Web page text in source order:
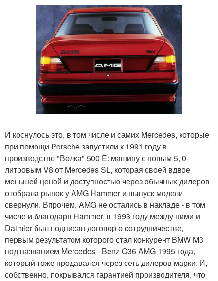
И коснулось это, в том числе и самих Mercedes, которые
при помощи Porsche запустили к 1991 году в
производство "Волка" 500 E: машину с новым 5, 0-
литровым V8 от Mercedes SL, которая своей вдвое
меньшей ценой и доступностью через обычных дилеров
отобрала рынок у AMG Hammer и выпуск модели
свернули. Впрочем, AMG не остались в накладе - в том
числе и благодаря Hammer, в 1993 году между ними и
Daimler был подписан договор о сотрудничестве,
первым результатом которого стал конкурент BMW M3
под названием Mercedes - Benz C36 AMG 1995 года,
который тоже продавался через сеть дилеров марки. И,
собственно, покрывался гарантией производителя, что